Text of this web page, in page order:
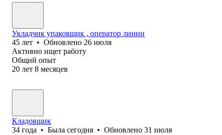
Укладчик упаковщик , оператор линии
45 лет • Обновлено 26 июля
Активно ищет работу
Общий опыт
20 лет 8 месяцев
Кладовщик
34 года • Была сегодня • Обновлено 31 июля